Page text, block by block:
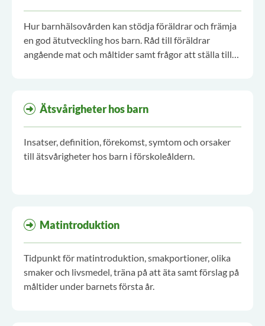
Hur barnhälsovården kan stödja föräldrar och främja
en god ätutveckling hos barn. Råd till föräldrar
angående mat och måltider samt frågor att ställa till
Ätsvårigheter hos barn
Insatser, definition, förekomst, symtom och orsaker
till ätsvårigheter hos barn i förskoleåldern.
Matintroduktion
Tidpunkt för matintroduktion, smakportioner, olika
smaker och livsmedel, träna på att äta samt förslag på
måltider under barnets första år.